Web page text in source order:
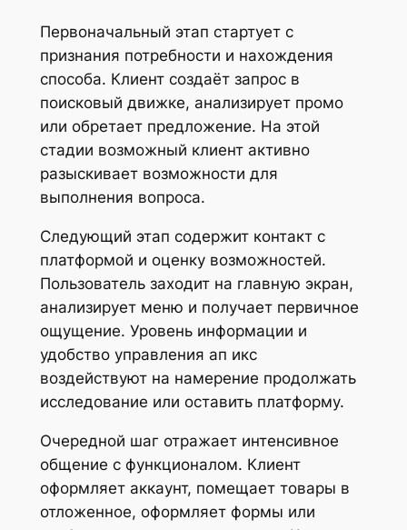
Первоначальный этап стартует с
признания потребности и нахождения
способа. Клиент создаёт запрос в
поисковый движке, анализирует промо
или обретает предложение. На этой
стадии возможный клиент активно
разыскивает возможности для
выполнения вопроса.
Следующий этап содержит контакт с
платформой и оценку возможностей.
Пользователь заходит на главную экран,
анализирует меню и получает первичное
ощущение. Уровень информации и
удобство управления ап икс
воздействуют на намерение продолжать
исследование или оставить платформу.
Очередной шаг отражает интенсивное
общение с функционалом. Клиент
оформляет аккаунт, помещает товары в
отложенное, оформляет формы или